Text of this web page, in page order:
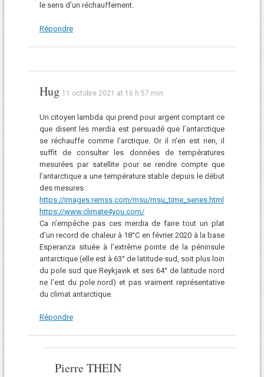
le sens d’un réchauffement.
Répondre
Hug 11 octobre 2021 at 16 h 57 min
Un citoyen lambda qui prend pour argent comptant ce
que disent les merdia est persuadé que l’antarctique
se réchauffe comme l’arctique. Or il n’en est rien, il
suffit de consulter les données de températures
mesurées par satellite pour se rendre compte que
l’antarctique a une température stable depuis le début
des mesures :
https://images.remss.com/msu/msu_time_series.html
https://www.climate4you.com/
Ca n’empêche pas ces merdia de faire tout un plat
d’un record de chaleur à 18°C en février 2020 à la base
Esperanza située à l’extrême pointe de la péninsule
antarctique (elle est à 63° de latitude sud, soit plus loin
du pole sud que Reykjavik et ses 64° de latitude nord
ne l’est du pole nord) et pas vraiment représentative
du climat antarctique.
Répondre
Pierre THEIN